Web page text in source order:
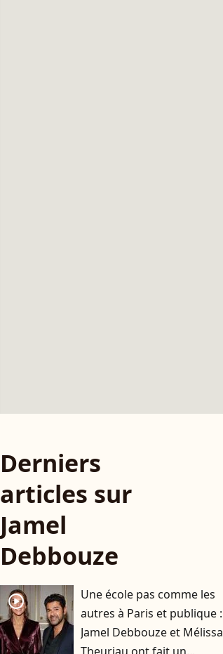
Derniers
articles sur
Jamel
Debbouze
player2
Une école pas comme les
autres à Paris et publique :
Jamel Debbouze et Mélissa